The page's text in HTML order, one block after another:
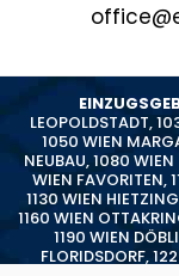
LEOPOLDSTADT,
1050 WIEN
NEUBAU,1080 WIEN
WIEN FAVORITEN,
1130 WIEN HIETZING
1160 WIEN
1190 WIEN
FLORIDSDORF,